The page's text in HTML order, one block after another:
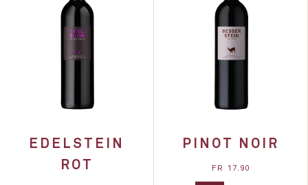
EDELSTEIN
ROT
PINOT NOIR
FR 17.90